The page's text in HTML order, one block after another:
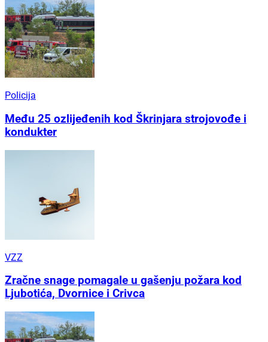
Policija
Među 25 ozlijeđenih kod Škrinjara strojovođe i
kondukter
VZZ
Zračne snage pomagale u gašenju požara kod
Ljubotića, Dvornice i Crivca